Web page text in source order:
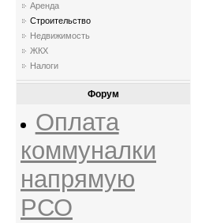
Аренда
Строительство
Недвижимость
ЖКХ
Налоги
Форум
Оплата
коммуналки
напрямую
РСО